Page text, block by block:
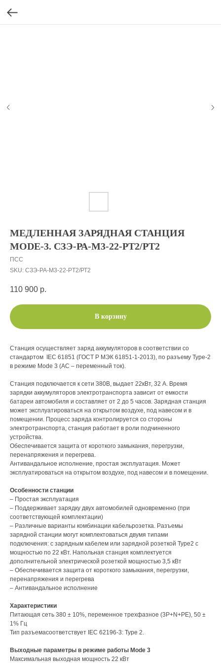
МЕДЛЕННАЯ ЗАРЯДНАЯ СТАНЦИЯ
MODE-3. СЗЭ-РА-М3-22-PT2/РТ2
ПСС
SKU: СЗЭ-РА-М3-22-PT2/РТ2
110 900 р.
В корзину
Станция осуществляет заряд аккумуляторов в соответствии со
стандартом IEC 61851 (ГОСТ Р МЭК 61851-1-2013), по разъему Type-2
в режиме Mode 3 (AC – переменный ток).
Станция подключается к сети 380В, выдает 22кВт, 32 А. Время
зарядки аккумуляторов электротранспорта зависит от емкости
батареи автомобиля и составляет от 2 до 5 часов. Зарядная станция
может эксплуатироваться на открытом воздухе, под навесом и в
помещении. Процесс заряда контролируется со стороны
электротранспорта, станция работает в роли подчиненного
устройства.
Обеспечивается защита от короткого замыкания, перегрузки,
перенапряжения и перегрева.
Антивандальное исполнение, простая эксплуатация. Может
эксплуатироваться на открытом воздухе, под навесом и в помещении.
Особенности станции
– Простая эксплуатация
– Поддерживает зарядку двух автомобилей одновременно (при
соответствующей комплектации)
– Различные варианты комбинации кабельрозетка. Разъемы
зарядной станции могут комплектоваться двумя типами
подключения: с зарядным кабелем или зарядной розеткой Type2 с
мощностью по 22 кВт. Напольная станция комплектуется
дополнительной электрической розеткой мощностью 3,5 кВт
– Обеспечивается защита от короткого замыкания, перегрузки,
перенапряжения и перегрева
– Антивандальное исполнение
Характеристики
Питающая сеть 380 ± 10%, переменное трехфазное (3P+N+PE), 50 ±
1% Гц
Тип разъемасоответствует IEC 62196-3: Type 2.
Выходные параметры в режиме работы Mode 3
Максимальная выходная мощность 22 кВт